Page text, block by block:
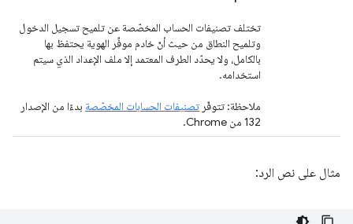
تختلف تصنيفات الحساب المخصّصة عن تلميح تسجيل الدخول
وتلميح النطاق من حيث أنّ خادم موفِّر الهوية يحتفظ بها
بالكامل، ولا يحدّد الطرف المعتمد إلا ملف الإعداد الذي سيتم
استخدامه.
ملاحظة: تتوفّر تصنيفات الحسابات المخصّصة بدءًا من الإصدار
132 من Chrome.
مثال على نص الرد: